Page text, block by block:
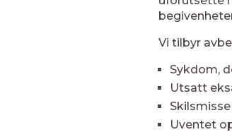
Vi tilbyr
Sykdom,
Utsatt
Skilsmisse
Uventet